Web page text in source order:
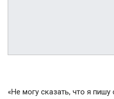
«Не могу сказать, что я